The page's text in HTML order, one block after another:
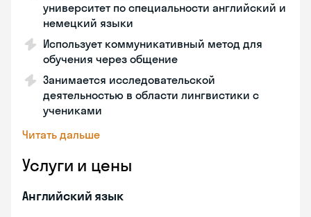
университет по специальности английский и
немецкий языки
Использует коммуникативный метод для
обучения через общение
Занимается исследовательской
деятельностью в области лингвистики с
учениками
Читать дальше
Услуги и цены
Английский язык